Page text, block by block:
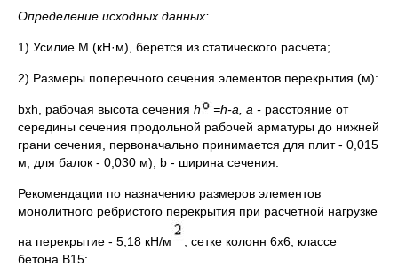
Определение исходных данных:
1) Усилие М (кН·м), берется из статического расчета;
2) Размеры поперечного сечения элементов перекрытия (м):
bxh, рабочая высота сечения h =h-a, а - расстояние от
середины сечения продольной рабочей арматуры до нижней
грани сечения, первоначально принимается для плит - 0,015
м, для балок - 0,030 м), b - ширина сечения.
Рекомендации по назначению размеров элементов
монолитного ребристого перекрытия при расчетной нагрузке
на перекрытие - 5,18 кН/м
, сетке колонн 6x6, классе
бетона В15: